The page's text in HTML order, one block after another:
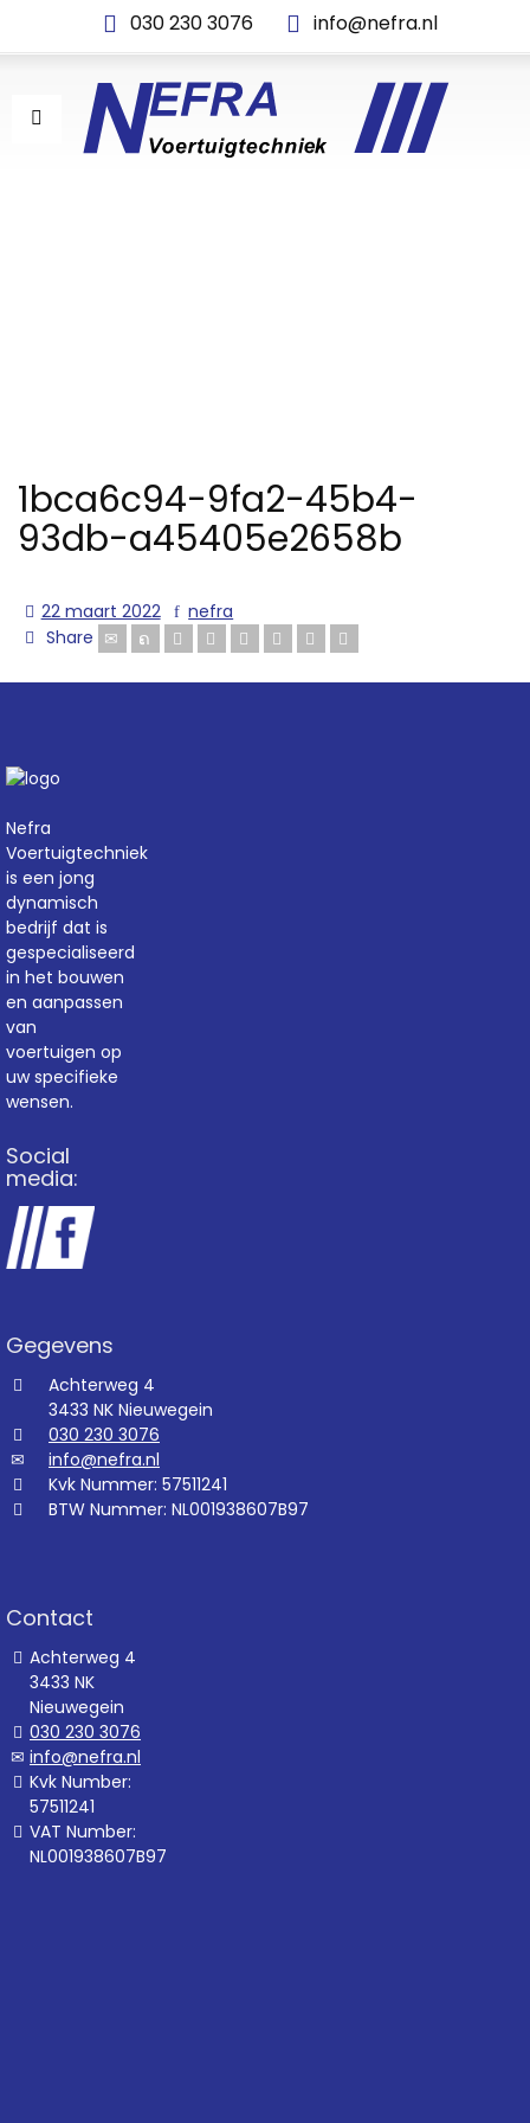
030 230 3076 info@nefra.nl
1bca6c94-9fa2-45b4-
93db-a45405e2658b
22 maart 2022
nefra
Share
Nefra
Voertuigtechniek
is een jong
dynamisch
bedrijf dat is
gespecialiseerd
in het bouwen
en aanpassen
van
voertuigen op
uw specifieke
wensen.
Social
media:
Gegevens
Achterweg 4
3433 NK Nieuwegein
030 230 3076
info@nefra.nl
Kvk Nummer: 57511241
BTW Nummer: NL001938607B97
Contact
Achterweg 4
3433 NK
Nieuwegein
030 230 3076
info@nefra.nl
Kvk Number:
57511241
VAT Number:
NL001938607B97